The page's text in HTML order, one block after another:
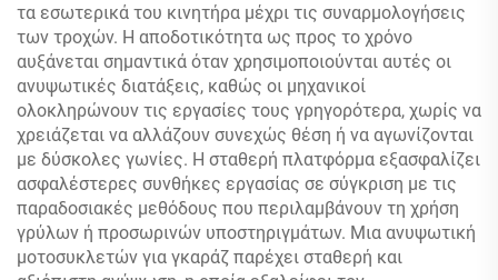
τα εσωτερικά του κινητήρα μέχρι τις συναρμολογήσεις
των τροχών. Η αποδοτικότητα ως προς το χρόνο
αυξάνεται σημαντικά όταν χρησιμοποιούνται αυτές οι
ανυψωτικές διατάξεις, καθώς οι μηχανικοί
ολοκληρώνουν τις εργασίες τους γρηγορότερα, χωρίς να
χρειάζεται να αλλάζουν συνεχώς θέση ή να αγωνίζονται
με δύσκολες γωνίες. Η σταθερή πλατφόρμα εξασφαλίζει
ασφαλέστερες συνθήκες εργασίας σε σύγκριση με τις
παραδοσιακές μεθόδους που περιλαμβάνουν τη χρήση
γρύλων ή προσωρινών υποστηριγμάτων. Μια ανυψωτική
μοτοσυκλετών για γκαράζ παρέχει σταθερή και